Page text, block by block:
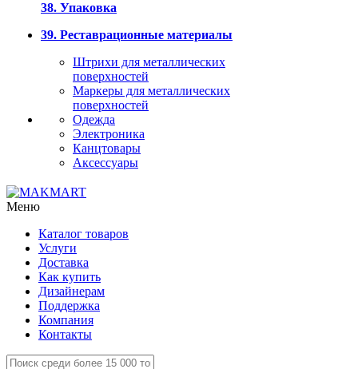
38. Упаковка
39. Реставрационные материалы
Штрихи для металлических
поверхностей
Маркеры для металлических
поверхностей
Одежда
Электроника
Канцтовары
Аксессуары
Меню
Каталог товаров
Услуги
Доставка
Как купить
Дизайнерам
Поддержка
Компания
Контакты